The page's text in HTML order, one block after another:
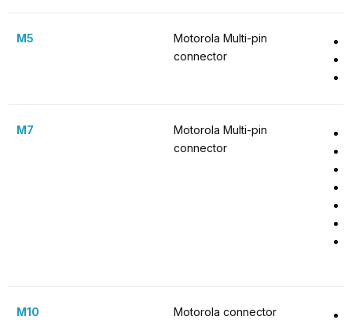
M5
Motorola Multi-pin
connector
M7
Motorola Multi-pin
connector
M10 Motorola connector